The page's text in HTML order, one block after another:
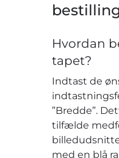
Hvordan
tapet?
Indtast de
”Bredde”.
tilfælde
med en blå